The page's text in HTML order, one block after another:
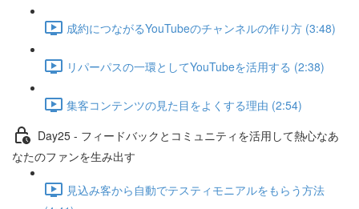
成約につながるYouTubeのチャンネルの作り方 (3:48)
リパーパスの一環としてYouTubeを活用する (2:38)
集客コンテンツの見た目をよくする理由 (2:54)
Day25 - フィードバックとコミュニティを活用して熱心なあ
なたのファンを生み出す
見込み客から自動でテスティモニアルをもらう方法